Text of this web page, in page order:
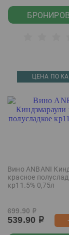
ЦЕНА ПО
Вино ANBANI
красное
кр11.5% 0,75л
699.90 р
539.90 р